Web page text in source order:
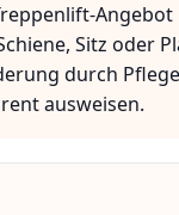
Sitz oder
durch
ausweisen.